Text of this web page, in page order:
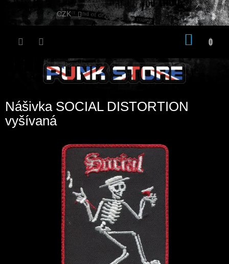
Přejít
CZK
Nášivka SOCIAL DISTORTION
vyšívaná